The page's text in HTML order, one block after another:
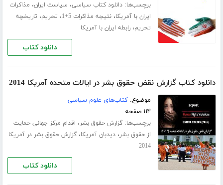
برچسب‌ها:دانلود کتاب سیاسی، سیاست ایران، مذاکرات
ایران با آمریکا،نتیجه مذاکرات 5+1 ، تحریم، تاریخچه
تحریم،رابطه ایران با آمریکا
دانلود کتاب
دانلود کتاب گزارش نقض حقوق بشر در ایالات متحده آمریکا 2014
موضوع:کتاب‌های علوم سیاسی
۱۱۴ صفحه
برچسب‌ها:گزارش حقوق بشر، اقدام مرکز جهانی حمایت
از حقوق بشر،دیدبان آمریکا،گزارش حقوق بشر در آمریکا
2014
دانلود کتاب